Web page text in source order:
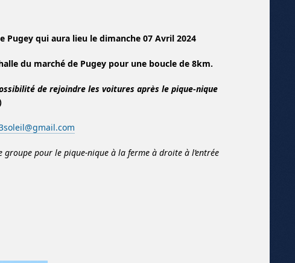
Pugey qui aura lieu le dimanche 07 Avril 2024
du marché de Pugey pour une boucle de 8km.
de rejoindre les voitures après le pique-nique
groupe pour le pique-nique à la ferme à droite à l’entrée